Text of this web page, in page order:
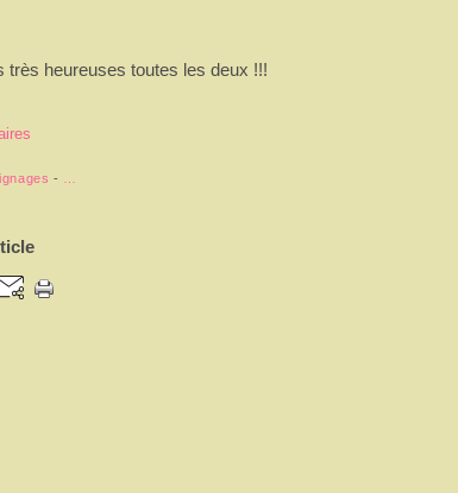
très heureuses toutes les deux !!!
-